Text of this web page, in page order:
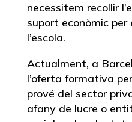
necessitem recollir
suport econòmic
l’escola.
Actualment, a
l’oferta formativa
prové del sector
afany de lucre o